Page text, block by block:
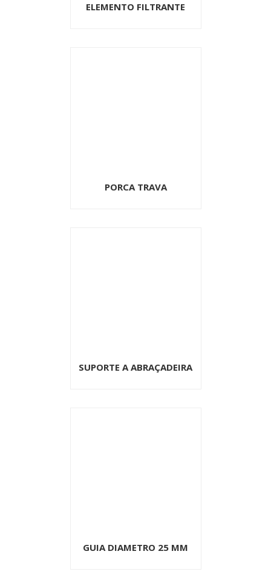
ELEMENTO FILTRANTE
PORCA TRAVA
SUPORTE A ABRAÇADEIRA
GUIA DIAMETRO 25 MM